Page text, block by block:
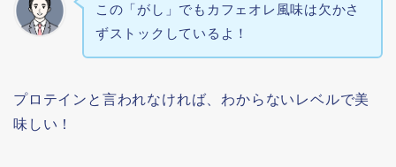
この「がし」でもカフェオレ風味は欠かさ
ずストックしているよ！
プロテインと言われなければ、わからないレベルで美
味しい！